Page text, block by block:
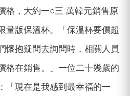
格，大約一○三 萬韓元銷售原
量版保溫杯。「保溫杯要價超
懷抱疑問去詢問時，相關人員
格在銷售。」一位二十幾歲的
「現在是我感到最幸福的一